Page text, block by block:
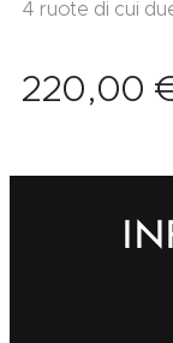
4 ruote di cui
220,00